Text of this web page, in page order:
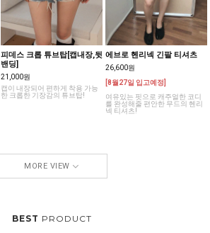
피데스 크롭 튜브탑[캡내장,뒷
밴딩]
21,000원
캡이 내장되어 편하게 착용 가능
한 크롭한 기장감의 튜브탑!
에브로 헨리넥 긴팔 티셔츠
26,600원
[8월27일 입고예정]
여유있는 핏으로 캐주얼한 코디
를 완성해줄 편안한 무드의 헨리
넥 티셔츠!
MORE VIEW
BEST PRODUCT